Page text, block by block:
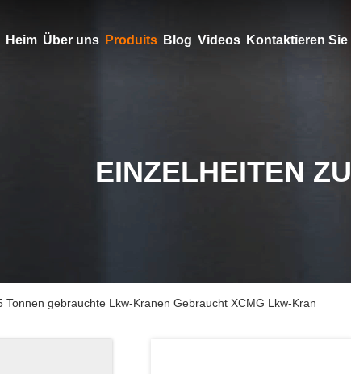
Heim Über uns Produits Blog Videos Kontaktieren Sie
EINZELHEITEN
Tonnen gebrauchte Lkw-Kranen Gebraucht XCMG Lkw-Kran